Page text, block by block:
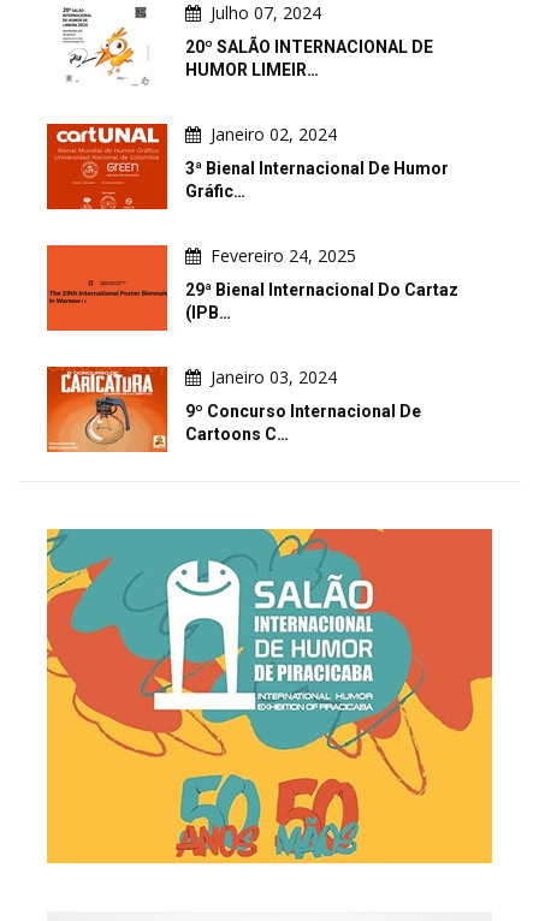
Julho 07, 2024
20º SALÃO INTERNACIONAL DE
HUMOR LIMEIR…
Janeiro 02, 2024
3ª Bienal Internacional De Humor
Gráfic…
Fevereiro 24, 2025
29ª Bienal Internacional Do Cartaz
(IPB…
Janeiro 03, 2024
9º Concurso Internacional De
Cartoons C…